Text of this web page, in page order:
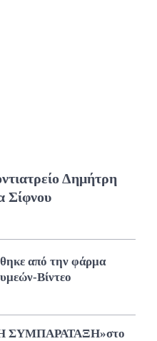
Δημήτρη
Σίφνου
από την φάρμα
Βίντεο
ΣΥΜΠΑΡΑΤΑΞΗ»στο